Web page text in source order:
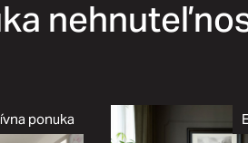
ponuka